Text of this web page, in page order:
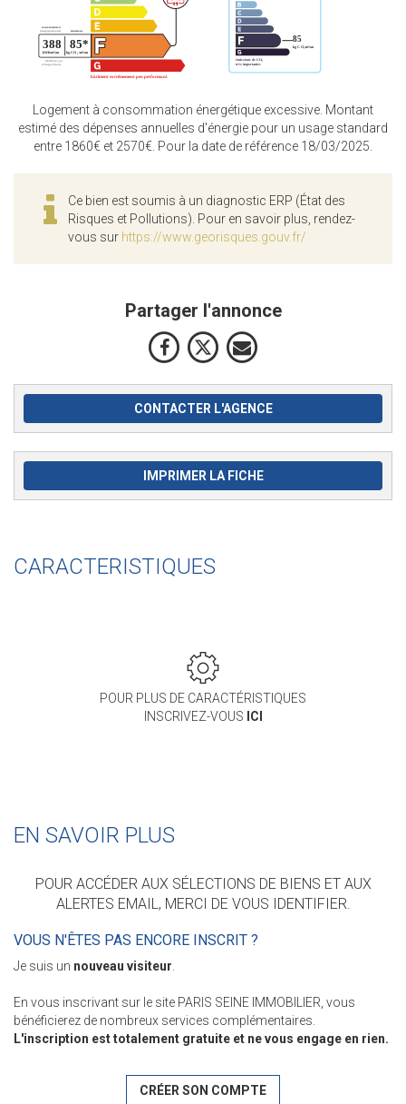
Logement à consommation énergétique excessive. Montant
estimé des dépenses annuelles d'énergie pour un usage standard
entre 1860€ et 2570€. Pour la date de référence 18/03/2025.
Ce bien est soumis à un diagnostic ERP (État des
Risques et Pollutions). Pour en savoir plus, rendez-
vous sur https://www.georisques.gouv.fr/
Partager l'annonce
CONTACTER L'AGENCE
IMPRIMER LA FICHE
CARACTERISTIQUES
POUR PLUS DE CARACTÉRISTIQUES
INSCRIVEZ-VOUS ICI
EN SAVOIR PLUS
POUR ACCÉDER AUX SÉLECTIONS DE BIENS ET AUX
ALERTES EMAIL, MERCI DE VOUS IDENTIFIER.
VOUS N'ÊTES PAS ENCORE INSCRIT ?
Je suis un nouveau visiteur.
En vous inscrivant sur le site PARIS SEINE IMMOBILIER, vous
bénéficierez de nombreux services complémentaires.
L'inscription est totalement gratuite et ne vous engage en rien.
CRÉER SON COMPTE